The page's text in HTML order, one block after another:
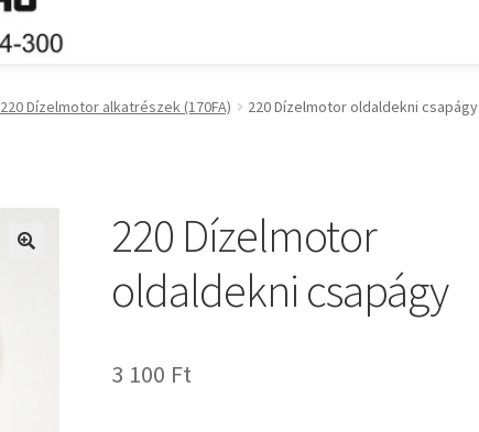
220 Dízelmotor alkatrészek (170FA) 220 Dízelmotor oldaldekni csapágy
220 Dízelmotor
oldaldekni csapágy
3 100 Ft